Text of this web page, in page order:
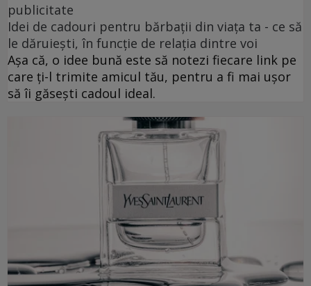
publicitate
Idei de cadouri pentru bărbații din viața ta - ce să
le dăruiești, în funcție de relația dintre voi
Așa că, o idee bună este să notezi fiecare link pe
care ți-l trimite amicul tău, pentru a fi mai ușor
să îi găsești cadoul ideal.